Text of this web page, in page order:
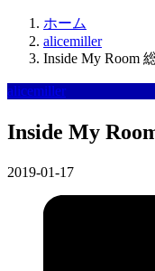
ホーム
alicemiller
Inside My Room
alicemiller
Inside My
2019-01-17